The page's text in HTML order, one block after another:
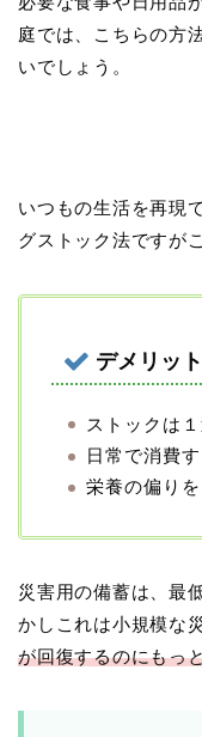
庭では、こちらの方
いでしょう。
いつもの生活を再現
グストック法ですが
デメリット
ストックは
日常で消費
栄養の偏り
災害用の備蓄は、最
かしこれは小規模な
が回復するのにもっ